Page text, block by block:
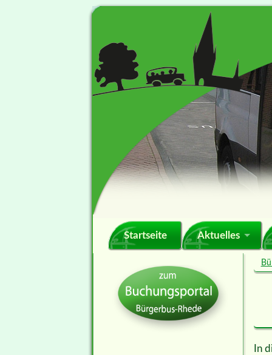
Navigation
überspringen
Startseite Aktuelles
In